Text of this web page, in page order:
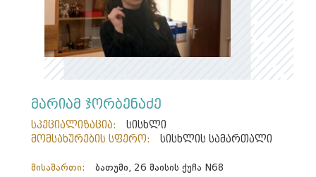
მარიამ ჯორბენაძე
სპეციალიზაცია:
სისხლი
მომსახურების სფერო:
სისხლის სამართალი
მისამართი:
ბათუმი, 26 მაისის ქუჩა N68